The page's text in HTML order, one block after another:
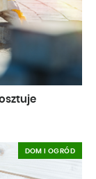
DOM I OGRÓD